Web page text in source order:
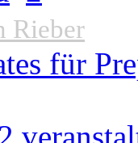
Rieber
für